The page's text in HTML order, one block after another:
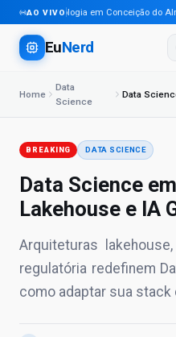
AO VIVO
Tecnologia em Conceição do
EuNerd
Home
Data
Science
BREAKING DATA SCIENCE
Data Science
Lakehouse e IA
Arquiteturas
regulatória redefinem
como adaptar sua stack